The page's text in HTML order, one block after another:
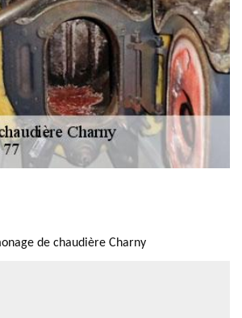
de chaudière Charny